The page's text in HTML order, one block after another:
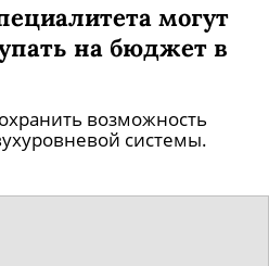
могут
на бюджет в
возможность
системы.